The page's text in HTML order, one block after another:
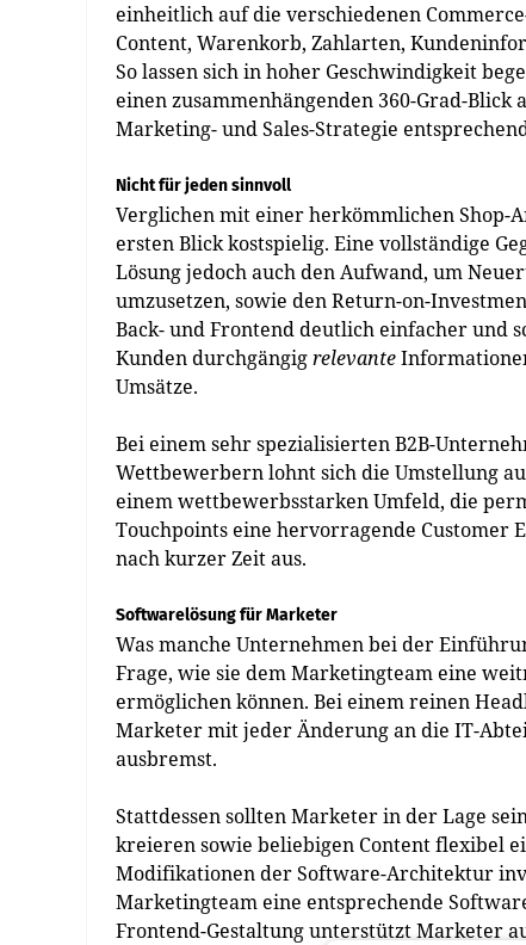
einheitlich auf die verschiedenen
Content, Warenkorb, Zahlarten,
So lassen sich in hoher Geschwindigkeit
einen zusammenhängenden 360-Grad-
Marketing- und Sales-Strategie
Nicht für jeden sinnvoll
Verglichen mit einer herkömmlichen Shop-
ersten Blick kostspielig. Eine vollständige
Lösung jedoch auch den Aufwand, um
umzusetzen, sowie den Return-on-
Back- und Frontend deutlich einfacher und
Kunden durchgängigrelevante
Umsätze.
Bei einem sehr spezialisierten B2B-
Wettbewerbern lohnt sich die Umstellung
einem wettbewerbsstarken Umfeld, die
Touchpoints eine hervorragende Customer
nach kurzer Zeit aus.
Softwarelösung für Marketer
Was manche Unternehmen bei der
Frage, wie sie dem Marketingteam eine
ermöglichen können. Bei einem reinen
Marketer mit jeder Änderung an die IT-
ausbremst.
Stattdessen sollten Marketer in der Lage
kreieren sowie beliebigen Content flexibel
Modifikationen der Software-Architektur
Marketingteam eine entsprechende
Frontend-Gestaltung unterstützt Marketer